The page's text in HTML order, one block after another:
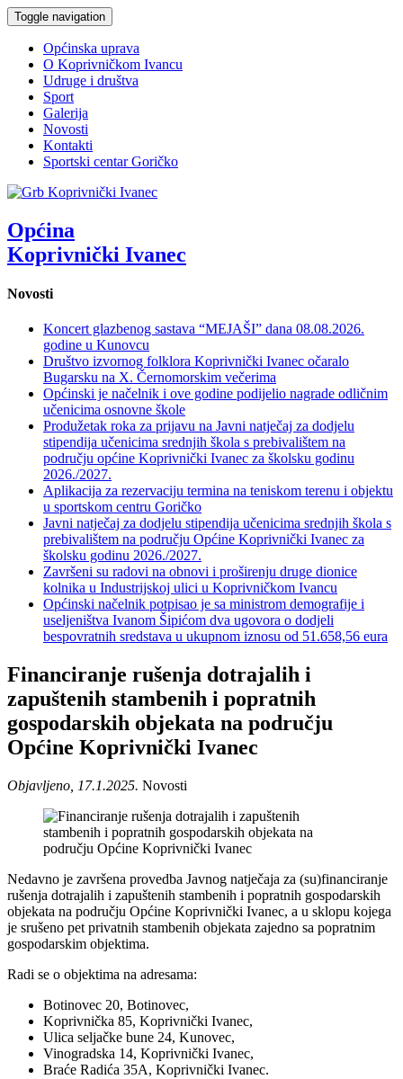
Toggle navigation
Općinska uprava
O Koprivničkom Ivancu
Udruge i društva
Sport
Galerija
Novosti
Kontakti
Sportski centar Goričko
Općina
Koprivnički Ivanec
Novosti
Koncert glazbenog sastava “MEJAŠI” dana 08.08.2026.
godine u Kunovcu
Društvo izvornog folklora Koprivnički Ivanec očaralo
Bugarsku na X. Černomorskim večerima
Općinski je načelnik i ove godine podijelio nagrade odličnim
učenicima osnovne škole
Produžetak roka za prijavu na Javni natječaj za dodjelu
stipendija učenicima srednjih škola s prebivalištem na
području općine Koprivnički Ivanec za školsku godinu
2026./2027.
Aplikacija za rezervaciju termina na teniskom terenu i objektu
u sportskom centru Goričko
Javni natječaj za dodjelu stipendija učenicima srednjih škola s
prebivalištem na području Općine Koprivnički Ivanec za
školsku godinu 2026./2027.
Završeni su radovi na obnovi i proširenju druge dionice
kolnika u Industrijskoj ulici u Koprivničkom Ivancu
Općinski načelnik potpisao je sa ministrom demografije i
useljeništva Ivanom Šipićom dva ugovora o dodjeli
bespovratnih sredstava u ukupnom iznosu od 51.658,56 eura
Financiranje rušenja dotrajalih i
zapuštenih stambenih i popratnih
gospodarskih objekata na području
Općine Koprivnički Ivanec
Objavljeno, 17.1.2025. Novosti
Nedavno je završena provedba Javnog natječaja za (su)financiranje
rušenja dotrajalih i zapuštenih stambenih i popratnih gospodarskih
objekata na području Općine Koprivnički Ivanec, a u sklopu kojega
je srušeno pet privatnih stambenih objekata zajedno sa popratnim
gospodarskim objektima.
Radi se o objektima na adresama:
Botinovec 20, Botinovec,
Koprivnička 85, Koprivnički Ivanec,
Ulica seljačke bune 24, Kunovec,
Vinogradska 14, Koprivnički Ivanec,
Braće Radića 35A, Koprivnički Ivanec.